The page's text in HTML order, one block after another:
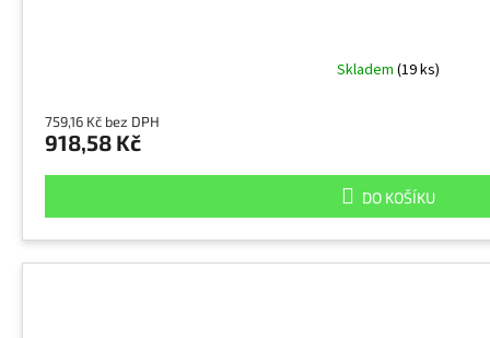
Skladem (19 ks)
759,16 Kč bez DPH
918,58 Kč
DO KOŠÍKU